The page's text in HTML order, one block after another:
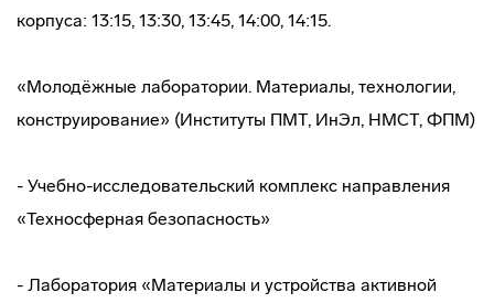
корпуса: 13:15, 13:30, 13:45, 14:00, 14:15.
«Молодёжные лаборатории. Материалы, технологии,
конструирование» (Институты ПМТ, ИнЭл, НМСТ, ФПМ)
- Учебно-исследовательский комплекс направления
«Техносферная безопасность»
- Лаборатория «Материалы и устройства активной